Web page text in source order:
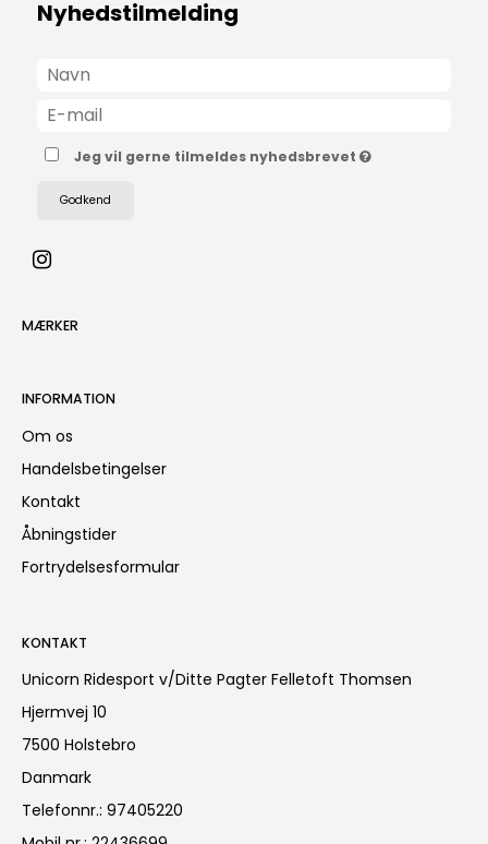
Nyhedstilmelding
Jeg vil gerne tilmeldes nyhedsbrevet
Godkend
MÆRKER
INFORMATION
Om os
Handelsbetingelser
Kontakt
Åbningstider
Fortrydelsesformular
KONTAKT
Unicorn Ridesport v/Ditte Pagter Felletoft Thomsen
Hjermvej 10
7500 Holstebro
Danmark
Telefonnr.: 97405220